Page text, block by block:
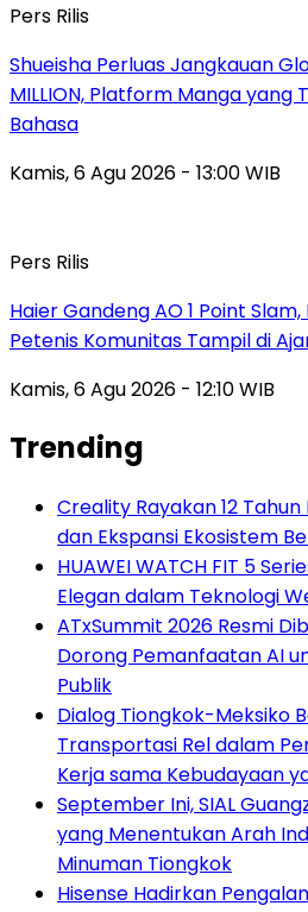
Pers Rilis
Shueisha Perluas Jangkauan
MILLION, Platform Manga yang
Bahasa
Kamis, 6 Agu 2026 - 13:00 WIB
Pers Rilis
Haier Gandeng AO 1 Point
Petenis Komunitas Tampil di
Kamis, 6 Agu 2026 - 12:10 WIB
Trending
Creality Rayakan 12
dan Ekspansi Ekosistem
HUAWEI WATCH FIT 5
Elegan dalam Teknologi
ATxSummit 2026 Resmi
Dorong Pemanfaatan AI
Publik
Dialog Tiongkok-Meksiko
Transportasi Rel dalam
Kerja sama Kebudayaan
September Ini, SIAL
yang Menentukan Arah
Minuman Tiongkok
Hisense Hadirkan